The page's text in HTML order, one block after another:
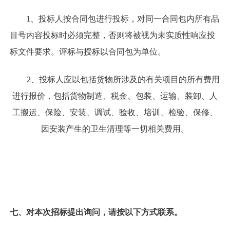
1、投标人按合同包进行投标，对同一合同包内所有品
目号内容投标时必须完整，否则将被视为未实质性响应投
标文件要求。评标与授标以合同包为单位。
2、投标人应以包括货物所涉及的有关项目的所有费用
进行报价，包括货物制造、税金、包装、运输、装卸、人
工搬运、保险、安装、调试、验收、培训、检验、保修、
因安装产生的卫生清理等一切相关费用。
七、对本次招标提出询问，请按以下方式联系。